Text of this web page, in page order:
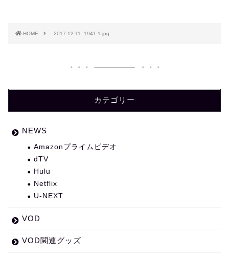
HOME 2017-12-11_1941-1.jpg
カテゴリー
NEWS
Amazonプライムビデオ
dTV
Hulu
Netflix
U-NEXT
VOD
VOD関連グッズ